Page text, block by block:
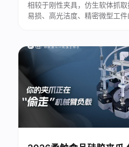
相较于刚性夹具，仿生软体抓取
易损、高光洁度、精密微型工
软体机器人产品正式进入技术
键窗口期...